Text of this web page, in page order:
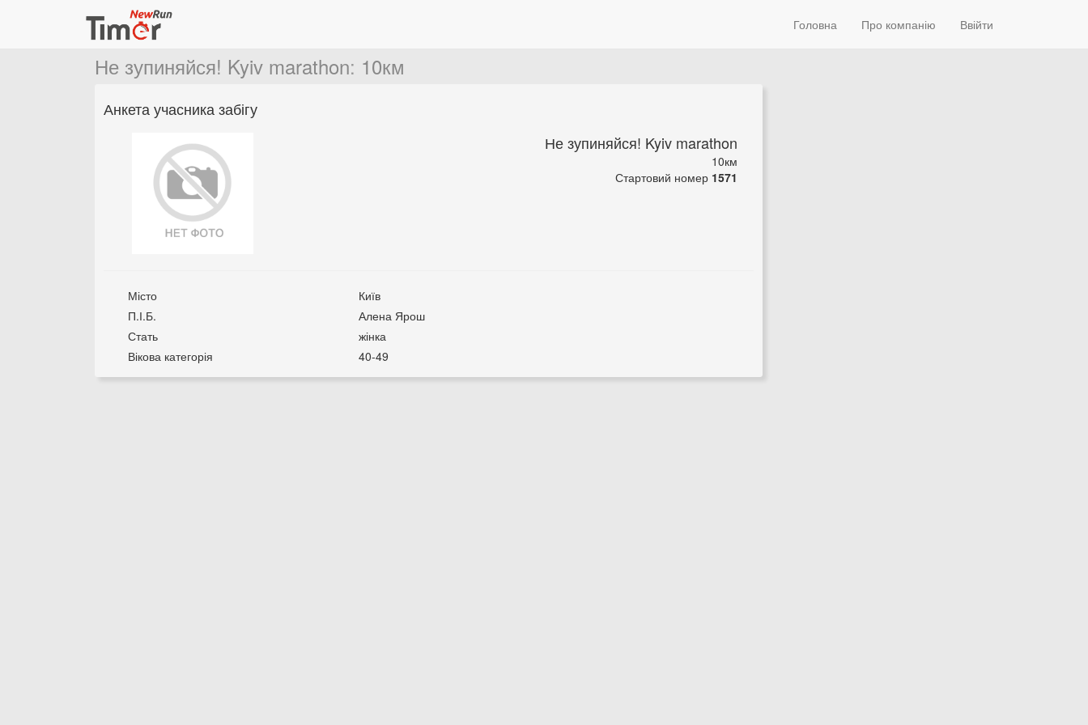
Головна Про компанію Ввійти
Не зупиняйся! Kyiv marathon: 10км
Анкета учасника забігу
Не зупиняйся! Kyiv marathon
10км
Стартовий номер 1571
Місто
Київ
П.І.Б.
Алена Ярош
Стать
жінка
Вікова категорія
40-49